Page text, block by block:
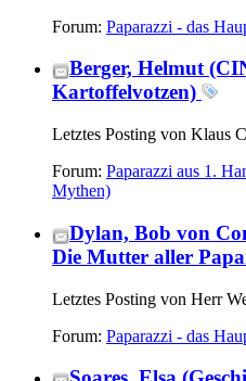
Forum: Paparazzi - das
Berger, Helmut
Kartoffelvotzen)
Letztes Posting von Klaus
Forum: Paparazzi aus 1.
Mythen)
Dylan, Bob von
Die Mutter aller
Letztes Posting von Herr
Forum: Paparazzi - das